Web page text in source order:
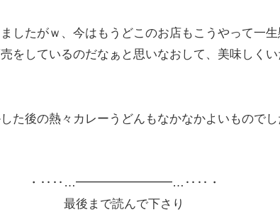
したがｗ、今はもうどこのお店もこうやって一
をしているのだなぁと思いなおして、美味しく
た後の熱々カレーうどんもなかなかよいものでし
・‥‥…━━━━━━━━…‥‥・
最後まで読んで下さり